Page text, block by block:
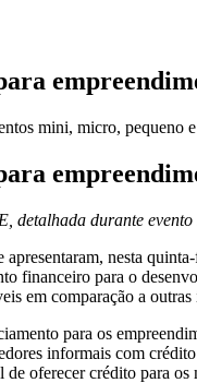
detalhada durante
nesta
financeiro para o
em comparação a
para os
informais com
oferecer crédito para